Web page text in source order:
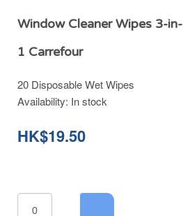
Window Cleaner Wipes 3-in-
1 Carrefour
20 Disposable Wet Wipes
Availability: In stock
HK$19.50